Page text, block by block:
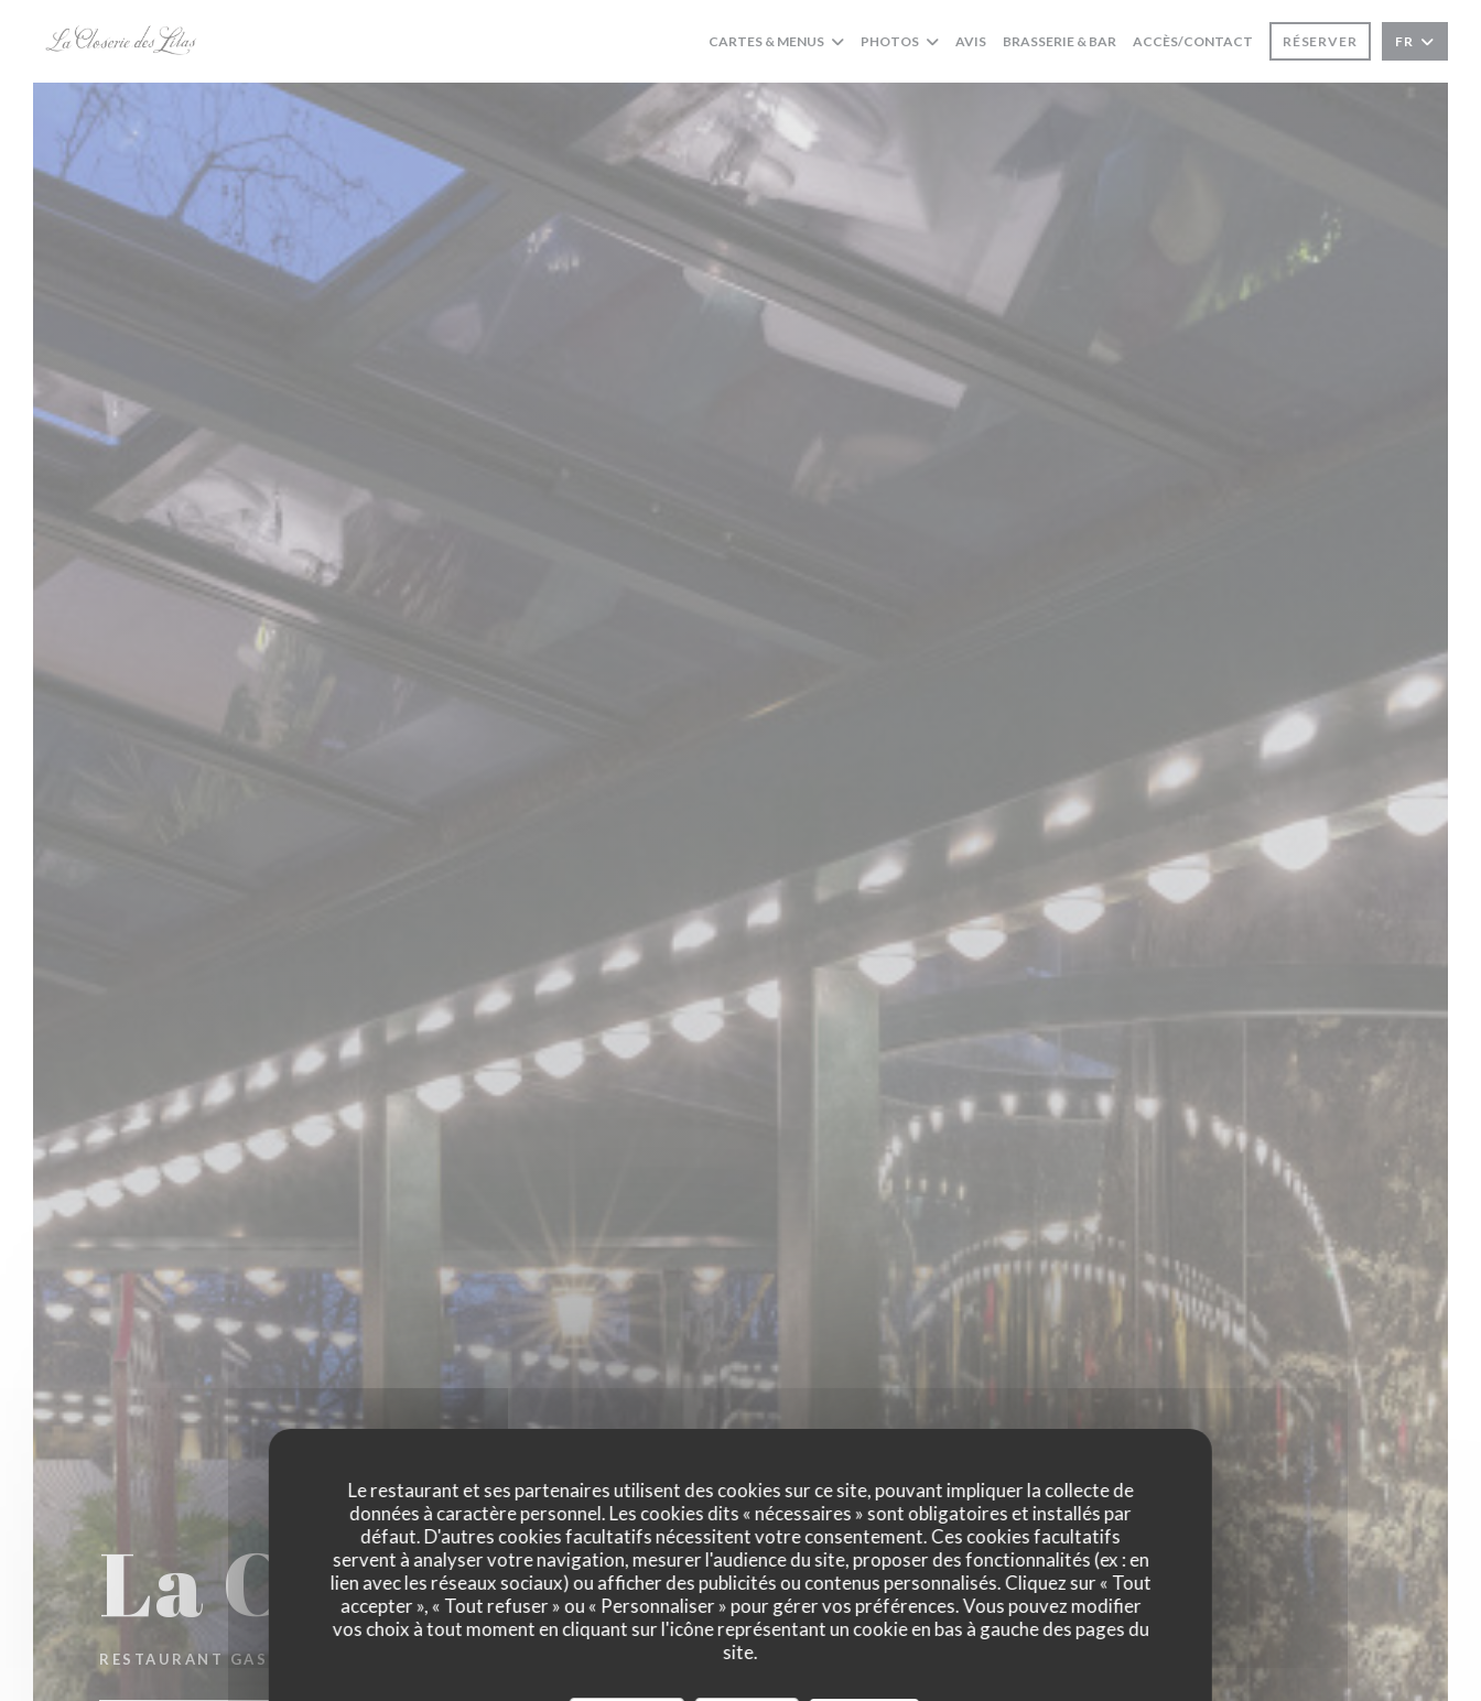
Le restaurant et ses partenaires utilisent des cookies sur ce site, pouvant impliquer la collecte de
données à caractère personnel. Les cookies dits « nécessaires » sont obligatoires et installés par
défaut. D'autres cookies facultatifs nécessitent votre consentement. Ces cookies facultatifs
servent à analyser votre navigation, mesurer l'audience du site, proposer des fonctionnalités (ex : en
lien avec les réseaux sociaux) ou afficher des publicités ou contenus personnalisés. Cliquez sur « Tout
accepter », « Tout refuser » ou « Personnaliser » pour gérer vos préférences. Vous pouvez modifier
vos choix à tout moment en cliquant sur l'icône représentant un cookie en bas à gauche des pages du
site.
CARTES & MENUS PHOTOS AVIS BRASSERIE & BAR ACCÈS/CONTACT RÉSERVER FR
La Closerie des Lilas
RESTAURANT GASTRONOMIQUE